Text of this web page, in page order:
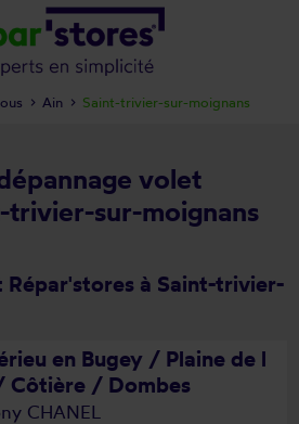
volet
trivier-sur-moignans
à Saint-trivier-
en Bugey / Plaine de l
Côtière / Dombes
CHANEL
Ain Saint-trivier-sur-moignans